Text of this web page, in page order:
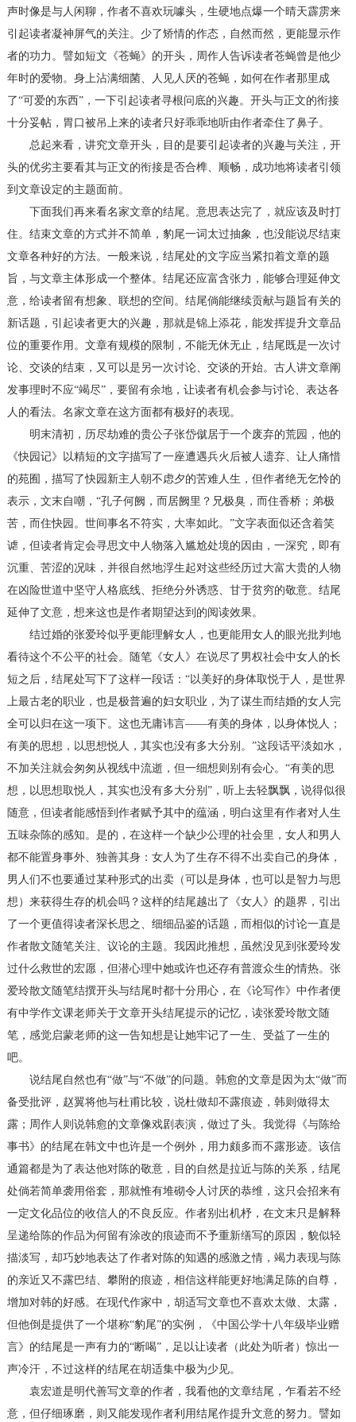
声时像是与人闲聊，作者不喜欢玩噱头，生硬地点爆一个晴天霹雳来
引起读者凝神屏气的关注。少了矫情的作态，自然而然，更能显示作
者的功力。譬如短文《苍蝇》的开头，周作人告诉读者苍蝇曾是他少
年时的爱物。身上沾满细菌、人见人厌的苍蝇，如何在作者那里成
了“可爱的东西”，一下引起读者寻根问底的兴趣。开头与正文的衔接
十分妥帖，胃口被吊上来的读者只好乖乖地听由作者牵住了鼻子。
总起来看，讲究文章开头，目的是要引起读者的兴趣与关注，开
头的优劣主要看其与正文的衔接是否合榫、顺畅，成功地将读者引领
到文章设定的主题面前。
下面我们再来看名家文章的结尾。意思表达完了，就应该及时打
住。结束文章的方式并不简单，豹尾一词太过抽象，也没能说尽结束
文章各种好的方法。一般来说，结尾处的文字应当紧扣着文章的题
旨，与文章主体形成一个整体。结尾还应富含张力，能够合理延伸文
意，给读者留有想象、联想的空间。结尾倘能继续贡献与题旨有关的
新话题，引起读者更大的兴趣，那就是锦上添花，能发挥提升文章品
位的重要作用。文章有规模的限制，不能无休无止，结尾既是一次讨
论、交谈的结束，又可以是另一次讨论、交谈的开始。古人讲文章阐
发事理时不应“竭尽”，要留有余地，让读者有机会参与讨论、表达各
人的看法。名家文章在这方面都有极好的表现。
明末清初，历尽劫难的贵公子张岱僦居于一个废弃的荒园，他的
《快园记》以精短的文字描写了一座遭遇兵火后被人遗弃、让人痛惜
的苑囿，描写了快园新主人朝不虑夕的苦难人生，但作者绝无乞怜的
表示，文末自嘲，“孔子何阙，而居阙里？兄极臭，而住香桥；弟极
苦，而住快园。世间事名不符实，大率如此。”文字表面似还含着笑
谑，但读者肯定会寻思文中人物落入尴尬处境的因由，一深究，即有
沉重、苦涩的况味，并很自然地浮生起对这些经历过大富大贵的人物
在凶险世道中坚守人格底线、拒绝分外诱惑、甘于贫穷的敬意。结尾
延伸了文意，想来这也是作者期望达到的阅读效果。
结过婚的张爱玲似乎更能理解女人，也更能用女人的眼光批判地
看待这个不公平的社会。随笔《女人》在说尽了男权社会中女人的长
短之后，结尾处写下了这样一段话：“以美好的身体取悦于人，是世界
上最古老的职业，也是极普遍的妇女职业，为了谋生而结婚的女人完
全可以归在这一项下。这也无庸讳言——有美的身体，以身体悦人；
有美的思想，以思想悦人，其实也没有多大分别。”这段话平淡如水，
不加关注就会匆匆从视线中流逝，但一细想则别有会心。“有美的思
想，以思想取悦人，其实也没有多大分别”，听上去轻飘飘，说得似很
随意，但读者能感悟到作者赋予其中的蕴涵，明白这里有作者对人生
五味杂陈的感知。是的，在这样一个缺少公理的社会里，女人和男人
都不能置身事外、独善其身：女人为了生存不得不出卖自己的身体，
男人们不也要通过某种形式的出卖（可以是身体，也可以是智力与思
想）来获得生存的机会吗？这样的结尾越出了《女人》的题界，引出
了一个更值得读者深长思之、细细品鉴的话题，而相似的讨论一直是
作者散文随笔关注、议论的主题。我因此推想，虽然没见到张爱玲发
过什么救世的宏愿，但潜心理中她或许也还存有普渡众生的情热。张
爱玲散文随笔结撰开头与结尾时都十分用心，在《论写作》中作者便
有中学作文课老师关于文章开头结尾提示的记忆，读张爱玲散文随
笔，感觉启蒙老师的这一告知想是让她牢记了一生、受益了一生的
吧。
说结尾自然也有“做”与“不做”的问题。韩愈的文章是因为太“做”而
备受批评，赵翼将他与杜甫比较，说杜做却不露痕迹，韩则做得太
露；周作人则说韩愈的文章像戏剧表演，做过了头。我觉得《与陈给
事书》的结尾在韩文中也许是一个例外，用力颇多而不露形迹。该信
通篇都是为了表达他对陈的敬意，目的自然是拉近与陈的关系，结尾
处倘若简单袭用俗套，那就惟有堆砌令人讨厌的恭维，这只会招来有
一定文化品位的收信人的不良反应。作者别出机杼，在文末只是解释
呈递给陈的作品为何留有涂改的痕迹而不予重新缮写的原因，貌似轻
描淡写，却巧妙地表达了作者对陈的知遇的感激之情，竭力表现与陈
的亲近又不露巴结、攀附的痕迹，相信这样能更好地满足陈的自尊，
增加对韩的好感。在现代作家中，胡适写文章也不喜欢太做、太露，
但他倒是提供了一个堪称“豹尾”的实例，《中国公学十八年级毕业赠
言》的结尾是一声有力的“断喝”，足以让读者（此处为听者）惊出一
声冷汗，不过这样的结尾在胡适集中极为少见。
袁宏道是明代善写文章的作者，我看他的文章结尾，乍看若不经
意，但仔细琢磨，则又能发现作者利用结尾作提升文意的努力。譬如